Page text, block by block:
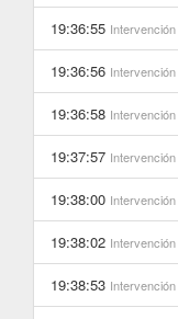
19:36:55 Intervención
19:36:56 Intervención
19:36:58 Intervención
19:37:57 Intervención
19:38:00 Intervención
19:38:02 Intervención
19:38:53 Intervención